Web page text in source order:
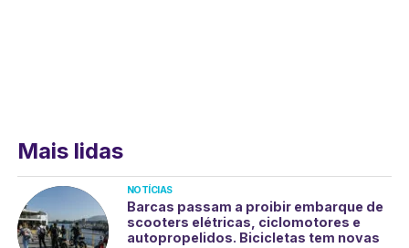
Mais lidas
NOTÍCIAS
Barcas passam a proibir embarque de
scooters elétricas, ciclomotores e
autopropelidos. Bicicletas tem novas